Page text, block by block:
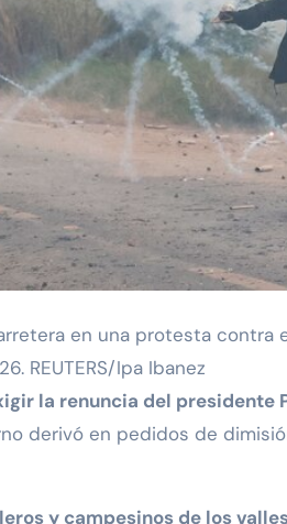
en una protesta contra
REUTERS/Ipa Ibanez
la renuncia del presidente
derivó en pedidos de
y campesinos de los